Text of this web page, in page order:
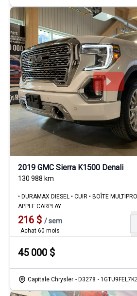
2019 GMC Sierra K1500 Denali
130 988 km
• DURAMAX DIESEL • CUIR • BOÎTE
APPLE CARPLAY
216 $ /sem
Achat 60 mois
45 000 $
Capitale Chrysler - D3278 -